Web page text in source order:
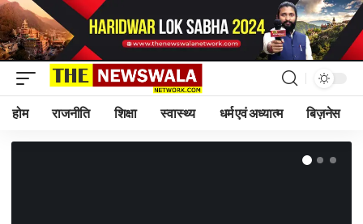
होम राजनीति शिक्षा स्वास्थ्य धर्म एवं अध्यात्म बिज़नेस